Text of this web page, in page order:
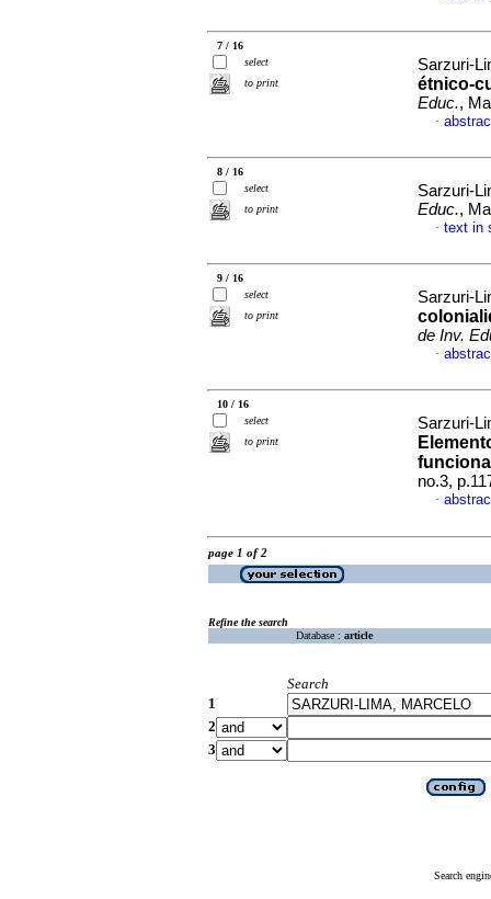
7 / 16
select
to print
Sarzuri-
étnico-
Educ.,
·
8 / 16
select
to print
Sarzuri-
Educ.,
· text in
9 / 16
select
to print
Sarzuri-
de Inv.
·
10 / 16
select
to print
Sarzuri-
no.3,
·
page 1 of 2
Refine the search
Database : article
Search
1
2
3
Search